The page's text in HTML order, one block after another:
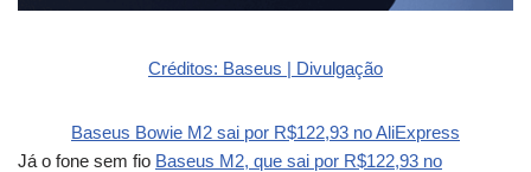
Créditos: Baseus | Divulgação
Baseus Bowie M2 sai por R$122,93 no AliExpress
Já o fone sem fio Baseus M2, que sai por R$122,93 no